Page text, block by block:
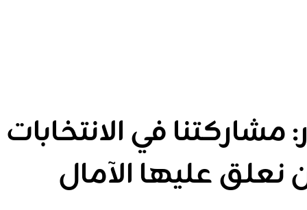
مشاركتنا في الانتخابات
نعلق عليها الآمال